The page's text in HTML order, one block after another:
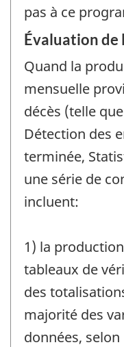
pas à ce
Évaluation de
Quand la
mensuelle
décès (telle
Détection des
terminée,
une série de
incluent:
1) la
tableaux de
des
majorité des
données,